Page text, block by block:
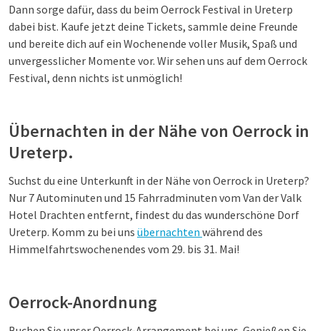
Dann sorge dafür, dass du beim Oerrock Festival in Ureterp
dabei bist. Kaufe jetzt deine Tickets, sammle deine Freunde
und bereite dich auf ein Wochenende voller Musik, Spaß und
unvergesslicher Momente vor. Wir sehen uns auf dem Oerrock
Festival, denn nichts ist unmöglich!
Übernachten in der Nähe von Oerrock in
Ureterp.
Suchst du eine Unterkunft in der Nähe von Oerrock in Ureterp?
Nur 7 Autominuten und 15 Fahrradminuten vom Van der Valk
Hotel Drachten entfernt, findest du das wunderschöne Dorf
Ureterp. Komm zu bei uns übernachten während des
Himmelfahrtswochenendes vom 29. bis 31. Mai!
Oerrock-Anordnung